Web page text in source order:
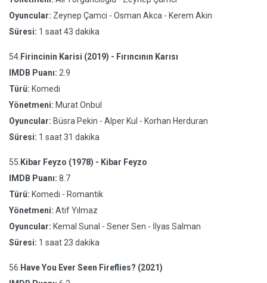
Oyuncular: Zeynep Çamci - Osman Akca - Kerem Akin
Süresi: 1 saat 43 dakika
54. Firincinin Karisi (2019) - Fırıncının Karısı
IMDB Puanı: 2.9
Türü: Komedi
Yönetmeni: Murat Onbul
Oyuncular: Büsra Pekin - Alper Kul - Korhan Herduran
Süresi: 1 saat 31 dakika
55. Kibar Feyzo (1978) - Kibar Feyzo
IMDB Puanı: 8.7
Türü: Komedi - Romantik
Yönetmeni: Atif Yılmaz
Oyuncular: Kemal Sunal - Sener Sen - İlyas Salman
Süresi: 1 saat 23 dakika
56. Have You Ever Seen Fireflies? (2021)